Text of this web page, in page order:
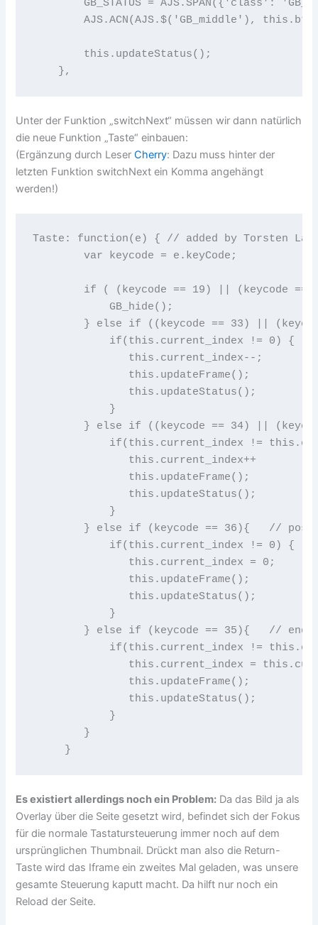
GB_STATUS = AJS.SPAN({'class':
AJS.ACN(AJS.$('GB_middle'),
this.updateStatus();
},
Unter der Funktion „switchNext“ müssen wir dann natürlich
die neue Funktion „Taste“ einbauen:
(Ergänzung durch LeserCherry: Dazu muss hinter der
letzten Funktion switchNext ein Komma angehängt
werden!)
Taste: function(e) { // added by Torsten
var keycode = e.keyCode;
if ( (keycode == 19) || (keycode ==
GB_hide();
} else if ((keycode == 33) || (keycode
if(this.current_index != 0) {
this.current_index--;
this.updateFrame();
this.updateStatus();
}
} else if ((keycode == 34) || (keycode
if(this.current_index !=
this.current_index++
this.updateFrame();
this.updateStatus();
}
} else if (keycode == 36){   // pos1
if(this.current_index != 0) {
this.current_index = 0;
this.updateFrame();
this.updateStatus();
}
} else if (keycode == 35){   // end -
if(this.current_index !=
this.current_index =
this.updateFrame();
this.updateStatus();
}
}
}
Es existiert allerdings noch ein Problem: Da das Bild ja als
Overlay über die Seite gesetzt wird, befindet sich der Fokus
für die normale Tastatursteuerung immer noch auf dem
ursprünglichen Thumbnail. Drückt man also die Return-
Taste wird das Iframe ein zweites Mal geladen, was unsere
gesamte Steuerung kaputt macht. Da hilft nur noch ein
Reload der Seite.